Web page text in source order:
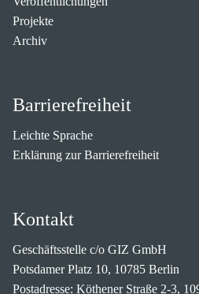
Projekte
Archiv
Barrierefreiheit
Leichte Sprache
Erklärung zur Barrierefreiheit
Kontakt
Geschäftsstelle c/o GIZ GmbH
Potsdamer Platz 10, 10785 Berlin
Postadresse: Köthener Straße 2-3,